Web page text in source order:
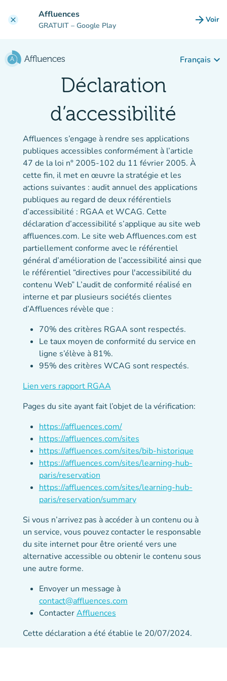
clear Affluences
GRATUIT – Google Play arrow_forward Voir
Français keyboard_arrow_down
Déclaration
d’accessibilité
Affluences s’engage à rendre ses applications
publiques accessibles conformément à l’article
47 de la loi n° 2005-102 du 11 février 2005. À
cette fin, il met en œuvre la stratégie et les
actions suivantes : audit annuel des applications
publiques au regard de deux référentiels
d’accessibilité : RGAA et WCAG. Cette
déclaration d’accessibilité s’applique au site web
affluences.com. Le site web Affluences.com est
partiellement conforme avec le référentiel
général d’amélioration de l’accessibilité ainsi que
le référentiel “directives pour l'accessibilité du
contenu Web” L’audit de conformité réalisé en
interne et par plusieurs sociétés clientes
d’Affluences révèle que :
70% des critères RGAA sont respectés.
Le taux moyen de conformité du service en
ligne s’élève à 81%.
95% des critères WCAG sont respectés.
Lien vers rapport RGAA(nouvel onglet)
Pages du site ayant fait l’objet de la vérification:
https://affluences.com/
https://affluences.com/sites
https://affluences.com/sites/bib-historique
https://affluences.com/sites/learning-hub-
paris/reservation
https://affluences.com/sites/learning-hub-
paris/reservation/summary
Si vous n’arrivez pas à accéder à un contenu ou à
un service, vous pouvez contacter le responsable
du site internet pour être orienté vers une
alternative accessible ou obtenir le contenu sous
une autre forme.
Envoyer un message à
contact@affluences.com
ContacterAffluences
Cette déclaration a été établie le 20/07/2024.